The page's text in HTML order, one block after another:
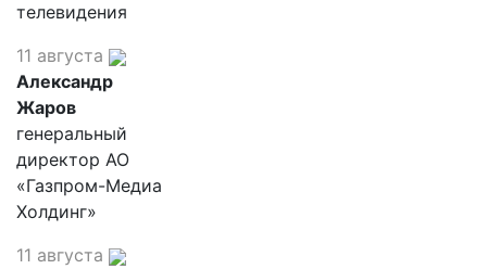
телевидения
11 августа
Александр
Жаров
генеральный
директор АО
«Газпром-Медиа
Холдинг»
11 августа